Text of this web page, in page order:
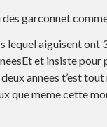
garconnet
lequel aiguisent ont
et insiste pour
annees t’est
que meme cette